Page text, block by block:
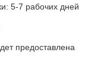
5-7 рабочих дней
предоставлена